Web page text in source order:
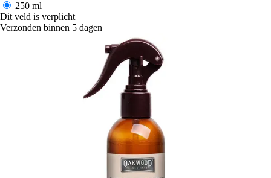
250 ml
Dit veld is verplicht
Verzonden binnen 5 dagen